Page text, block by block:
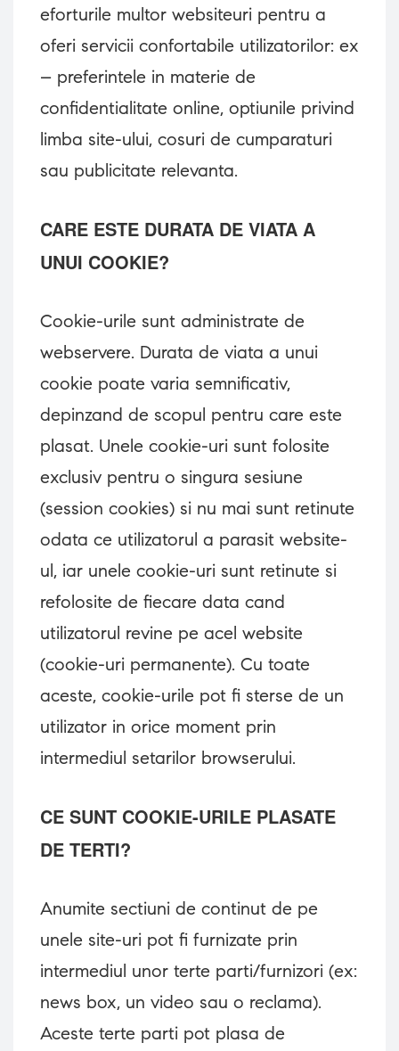
eforturile multor websiteuri pentru a
oferi servicii confortabile utilizatorilor: ex
– preferintele in materie de
confidentialitate online, optiunile privind
limba site-ului, cosuri de cumparaturi
sau publicitate relevanta.
CARE ESTE DURATA DE VIATA A
UNUI COOKIE?
Cookie-urile sunt administrate de
webservere. Durata de viata a unui
cookie poate varia semnificativ,
depinzand de scopul pentru care este
plasat. Unele cookie-uri sunt folosite
exclusiv pentru o singura sesiune
(session cookies) si nu mai sunt retinute
odata ce utilizatorul a parasit website-
ul, iar unele cookie-uri sunt retinute si
refolosite de fiecare data cand
utilizatorul revine pe acel website
(cookie-uri permanente). Cu toate
aceste, cookie-urile pot fi sterse de un
utilizator in orice moment prin
intermediul setarilor browserului.
CE SUNT COOKIE-URILE PLASATE
DE TERTI?
Anumite sectiuni de continut de pe
unele site-uri pot fi furnizate prin
intermediul unor terte parti/furnizori (ex:
news box, un video sau o reclama).
Aceste terte parti pot plasa de